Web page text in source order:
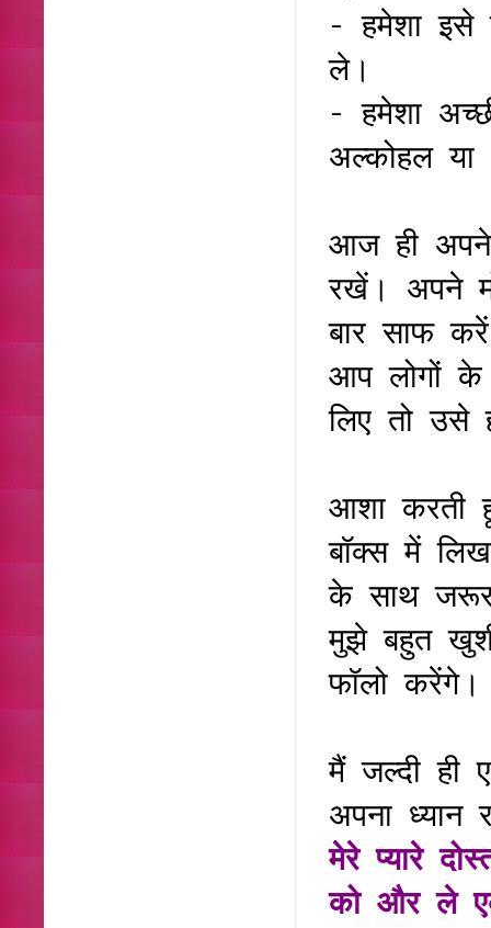
- हमेशा इसे
ले।
- हमेशा
अल्कोहल
आज ही
रखें। अपने
बार साफ
आप लोगों के
लिए तो उसे
आशा करती
बॉक्स में
के साथ
मुझे बहुत
फॉलो
मैं जल्दी ही
अपना ध्यान
मेरे प्यारे
को और ले